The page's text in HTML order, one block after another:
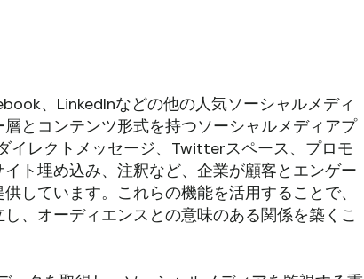
、LinkedInなどの他の人気ソーシャルメディ
とコンテンツ形式を持つソーシャルメディアプ
イレクトメッセージ、Twitterスペース、プロモ
ト埋め込み、注釈など、企業が顧客とエンゲー
しています。これらの機能を活用することで、
、オーディエンスとの意味のある関係を築くこ